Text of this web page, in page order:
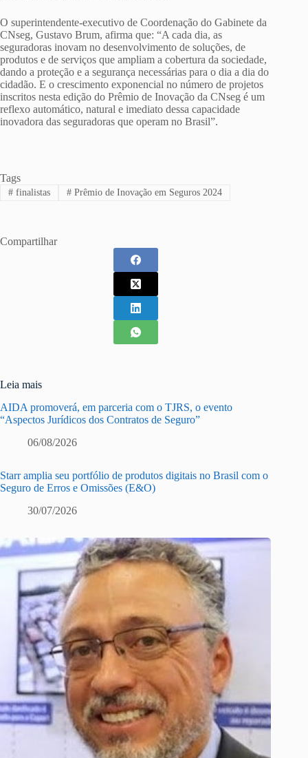
O superintendente-executivo de Coordenação do Gabinete da
CNseg, Gustavo Brum, afirma que: “A cada dia, as
seguradoras inovam no desenvolvimento de soluções, de
produtos e de serviços que ampliam a cobertura da sociedade,
dando a proteção e a segurança necessárias para o dia a dia do
cidadão. E o crescimento exponencial no número de projetos
inscritos nesta edição do Prêmio de Inovação da CNseg é um
reflexo automático, natural e imediato dessa capacidade
inovadora das seguradoras que operam no Brasil”.
Tags
#finalistas #Prêmio de Inovação em Seguros 2024
Compartilhar
Leia mais
AIDA promoverá, em parceria com o TJRS, o evento
“Aspectos Jurídicos dos Contratos de Seguro”
06/08/2026
Starr amplia seu portfólio de produtos digitais no Brasil com o
Seguro de Erros e Omissões (E&O)
30/07/2026